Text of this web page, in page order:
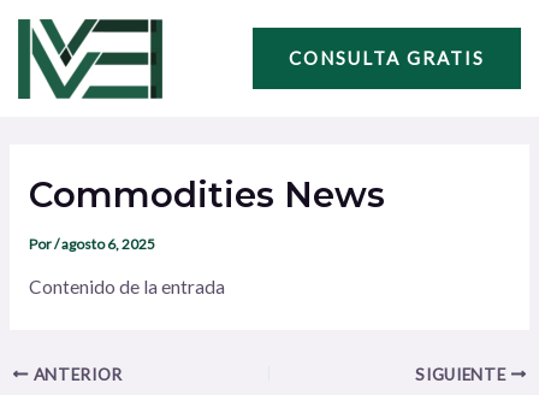
contenido
CONSULTA GRATIS
Commodities News
Por/agosto 6, 2025
Contenido de la entrada
entradas
ANTERIOR SIGUIENTE